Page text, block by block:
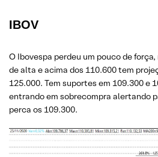
IBOV
O Ibovespa perdeu um pouco de
de alta e acima dos 110.600 tem
125.000. Tem suportes em 109.300 e
entrando em sobrecompra alertando
perca os 109.300.